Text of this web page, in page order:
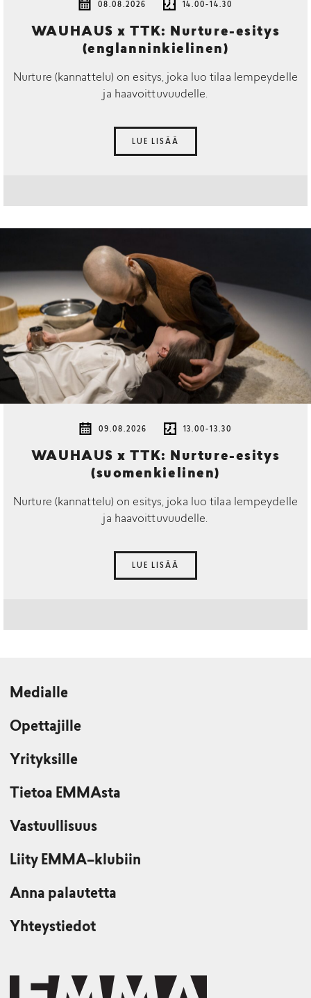
08.08.2026 14.00-14.30
WAUHAUS x TTK: Nurture-esitys
(englanninkielinen)
Nurture (kannattelu) on esitys, joka luo tilaa lempeydelle
ja haavoittuvuudelle.
LUE LISÄÄ
09.08.2026 13.00-13.30
WAUHAUS x TTK: Nurture-esitys
(suomenkielinen)
Nurture (kannattelu) on esitys, joka luo tilaa lempeydelle
ja haavoittuvuudelle.
LUE LISÄÄ
Medialle
Opettajille
Yrityksille
Tietoa EMMAsta
Vastuullisuus
Liity EMMA–klubiin
Anna palautetta
Yhteystiedot